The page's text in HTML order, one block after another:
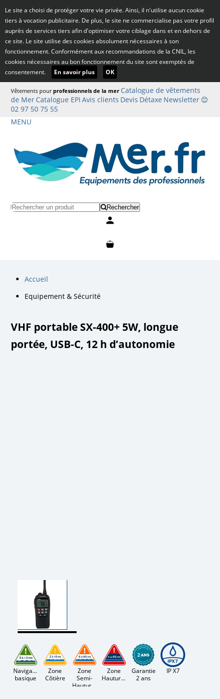
Le site a choisi de protéger votre vie privée. Ainsi, il n'utilise aucun cookie
tiers à vocation publicitaire. De plus, le site ne commercialise pas votre profil
auprès de services tiers afin d'optimiser votre ciblage dans et en dehors de
ce site. Le site utilise des cookies absolument nécessaires à son
fonctionnement. Conformément aux recommandations de la CNIL, les
cookies nécessaires au bon fonctionnement du site sont exemptés de
consentement.
En savoir plus OK
Vêtements pourprofessionnels de la mer Catalogue de vêtements
de Mer Catalogue EPI Avis clients Devis Détaxe Newsletter 😊
02 97 50 75 55
MENU
Rechercher
Accueil
Equipement & Sécurité
VHF portable SX-400+ 5W, longue
portée, USB-C, 12 h d’autonomie
Navigation
basique
Zone
Côtière
Zone
Semi-
Zone
Hauturière
Garantie
2 ans
IP X7